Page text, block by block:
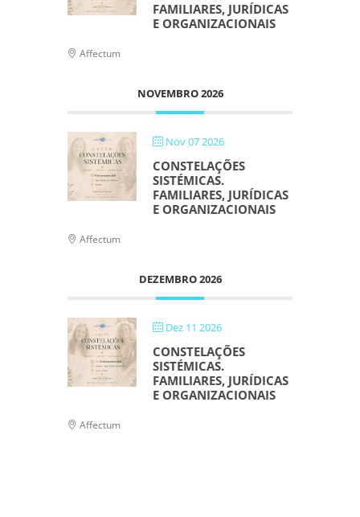
FAMILIARES, JURÍDICAS
E ORGANIZACIONAIS
Affectum
NOVEMBRO 2026
Nov 07 2026
CONSTELAÇÕES
SISTÉMICAS.
FAMILIARES, JURÍDICAS
E ORGANIZACIONAIS
Affectum
DEZEMBRO 2026
Dez 11 2026
CONSTELAÇÕES
SISTÉMICAS.
FAMILIARES, JURÍDICAS
E ORGANIZACIONAIS
Affectum